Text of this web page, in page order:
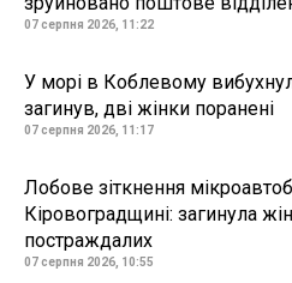
07 серпня 2026, 11:22
У морі в Коблевому
загинув, дві жінки поранені
07 серпня 2026, 11:17
Лобове зіткнення
Кіровоградщині: загинула
постраждалих
07 серпня 2026, 10:55